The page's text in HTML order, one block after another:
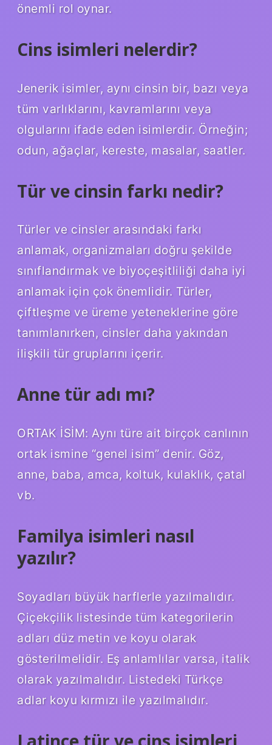
önemli rol oynar.
Cins isimleri nelerdir?
Jenerik isimler, aynı cinsin bir, bazı veya
tüm varlıklarını, kavramlarını veya
olgularını ifade eden isimlerdir. Örneğin;
odun, ağaçlar, kereste, masalar, saatler.
Tür ve cinsin farkı nedir?
Türler ve cinsler arasındaki farkı
anlamak, organizmaları doğru şekilde
sınıflandırmak ve biyoçeşitliliği daha iyi
anlamak için çok önemlidir. Türler,
çiftleşme ve üreme yeteneklerine göre
tanımlanırken, cinsler daha yakından
ilişkili tür gruplarını içerir.
Anne tür adı mı?
ORTAK İSİM: Aynı türe ait birçok canlının
ortak ismine “genel isim” denir. Göz,
anne, baba, amca, koltuk, kulaklık, çatal
vb.
Familya isimleri nasıl
yazılır?
Soyadları büyük harflerle yazılmalıdır.
Çiçekçilik listesinde tüm kategorilerin
adları düz metin ve koyu olarak
gösterilmelidir. Eş anlamlılar varsa, italik
olarak yazılmalıdır. Listedeki Türkçe
adlar koyu kırmızı ile yazılmalıdır.